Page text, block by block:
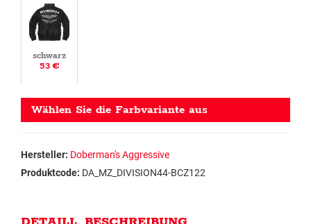
schwarz
53 €
Wählen Sie die Farbvariante aus
Hersteller: Doberman's Aggressive
Produktcode: DA_MZ_DIVISION44-BCZ122